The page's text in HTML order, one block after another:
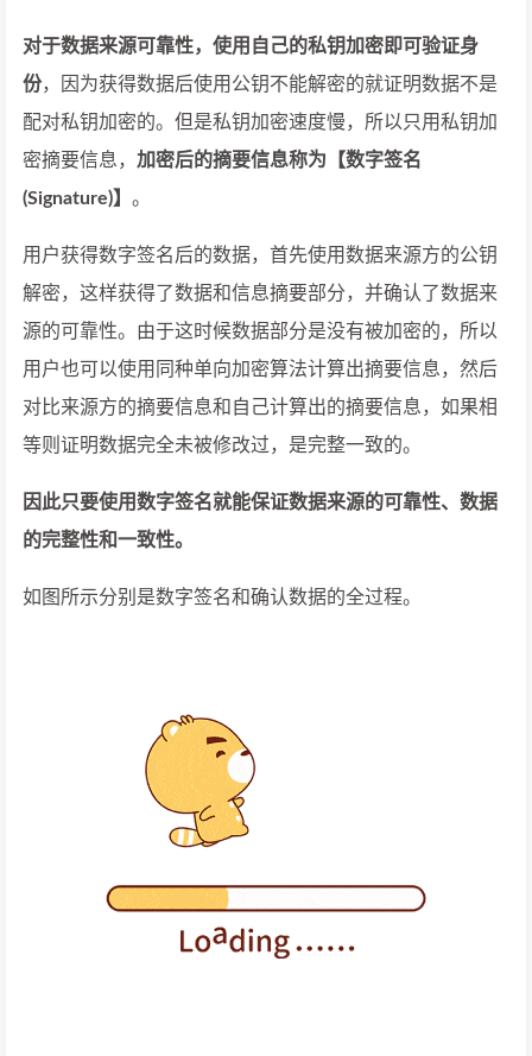
对于数据来源可靠性，使用自己的私钥加密即可验证身
份，因为获得数据后使用公钥不能解密的就证明数据不是
配对私钥加密的。但是私钥加密速度慢，所以只用私钥加
密摘要信息， 加密后的摘要信息称为【数字签名
(Signature)】 。
用户获得数字签名后的数据，首先使用数据来源方的公钥
解密，这样获得了数据和信息摘要部分，并确认了数据来
源的可靠性。由于这时候数据部分是没有被加密的，所以
用户也可以使用同种单向加密算法计算出摘要信息，然后
对比来源方的摘要信息和自己计算出的摘要信息，如果相
等则证明数据完全未被修改过，是完整一致的。
因此只要使用数字签名就能保证数据来源的可靠性、数据
的完整性和一致性。
如图所示分别是数字签名和确认数据的全过程。